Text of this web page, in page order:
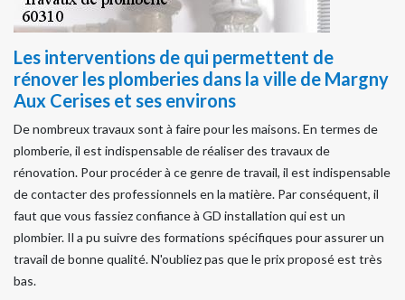
Les interventions de qui permettent de
rénover les plomberies dans la ville de Margny
Aux Cerises et ses environs
De nombreux travaux sont à faire pour les maisons. En termes de
plomberie, il est indispensable de réaliser des travaux de
rénovation. Pour procéder à ce genre de travail, il est indispensable
de contacter des professionnels en la matière. Par conséquent, il
faut que vous fassiez confiance à GD installation qui est un
plombier. Il a pu suivre des formations spécifiques pour assurer un
travail de bonne qualité. N'oubliez pas que le prix proposé est très
bas.